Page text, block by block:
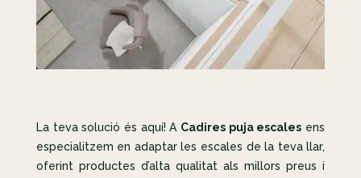
La teva solució és aquí! A Cadires puja escales ens
especialitzem en adaptar les escales de la teva llar,
oferint productes d’alta qualitat als millors preus i